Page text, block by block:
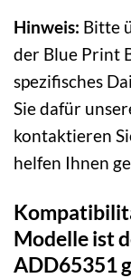
Hinweis: Bitte
der Blue Print
spezifisches
Sie dafür
kontaktieren
helfen Ihnen
Modelle ist
ADD65351